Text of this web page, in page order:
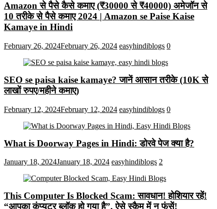
Amazon से पैसे कैसे कमाए (₹30000 से ₹40000) अमेजॉन से
10 तरीके से पैसे कमाए 2024 | Amazon se Paise Kaise
Kamaye in Hindi
February 26, 2024February 26, 2024 easyhindiblogs 0
SEO se paisa kaise kamaye? जानें आसान तरीके (10K से
लाखों रुपए/महीने कमाए)
February 12, 2024February 12, 2024 easyhindiblogs 0
What is Doorway Pages in Hindi: डोरवे पेज क्या है?
January 18, 2024January 18, 2024 easyhindiblogs 2
This Computer Is Blocked Scam: सावधान! होशियार रहें!
“आपका कंप्यूटर ब्लॉक हो गया है”, ऐसे स्कैम में न फंसें!